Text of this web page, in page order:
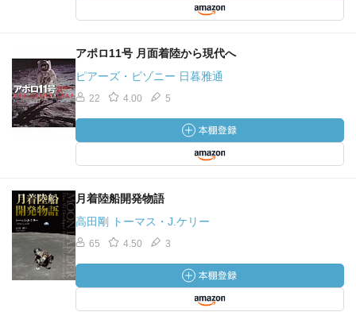
アポロ11号 月面着陸から現代へ
ピアーズ・ビゾニー 日暮雅通
22 4.00 5
月着陸船開発物語
高田剛 トーマス・J.ケリー
65 4.50 3